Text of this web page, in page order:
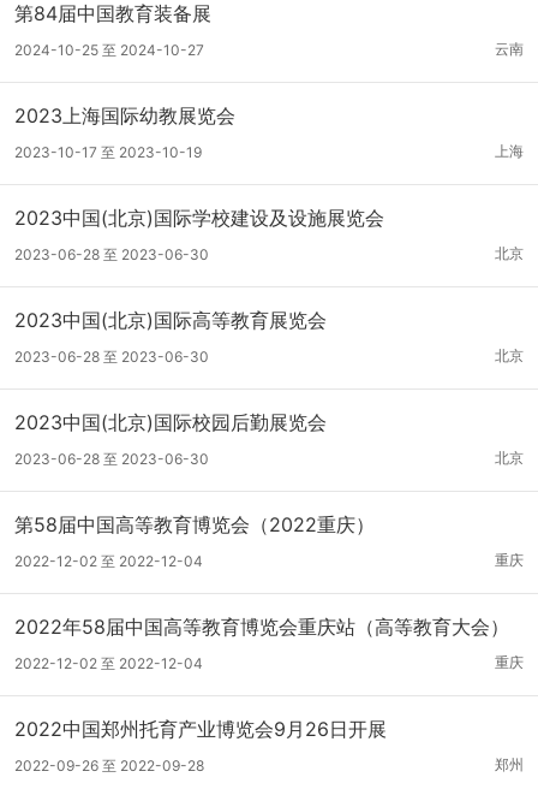
第84届中国教育装备展
云南
2024-10-25 至 2024-10-27
2023上海国际幼教展览会
上海
2023-10-17 至 2023-10-19
2023中国(北京)国际学校建设及设施展览会
北京
2023-06-28 至 2023-06-30
2023中国(北京)国际高等教育展览会
北京
2023-06-28 至 2023-06-30
2023中国(北京)国际校园后勤展览会
北京
2023-06-28 至 2023-06-30
第58届中国高等教育博览会（2022重庆）
重庆
2022-12-02 至 2022-12-04
2022年58届中国高等教育博览会重庆站（高等教育大会）
重庆
2022-12-02 至 2022-12-04
2022中国郑州托育产业博览会9月26日开展
郑州
2022-09-26 至 2022-09-28